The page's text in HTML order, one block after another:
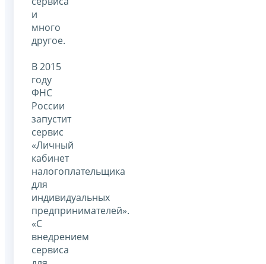
и
много
другое.
В 2015
году
ФНС
России
запустит
сервис
«Личный
кабинет
налогоплательщика
для
индивидуальных
предпринимателей».
«С
внедрением
сервиса